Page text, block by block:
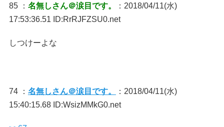
85 ： 名無しさん＠涙目です。
：2018/04/11(水)
17:53:36.51 ID:RrRJFZSU0.net
しつけーよな
74 ： 名無しさん＠涙目です。
：2018/04/11(水)
15:40:15.68 ID:WsizMMkG0.net